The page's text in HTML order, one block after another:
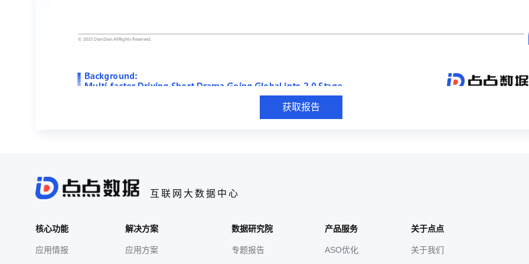
互联网大数据中心
核心功能
应用情报
解决方案
应用方案
数据研究院
专题报告
产品服务
ASO优化
关于点点
关于我们